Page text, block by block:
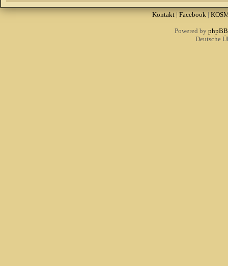
Kontakt|Facebook|
Powered by phpBB
Deutsche